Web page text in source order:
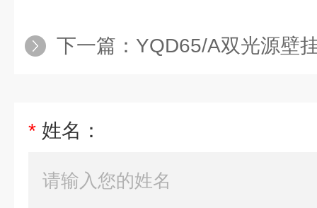
下一篇： YQD65/A双光源壁
* 姓名：